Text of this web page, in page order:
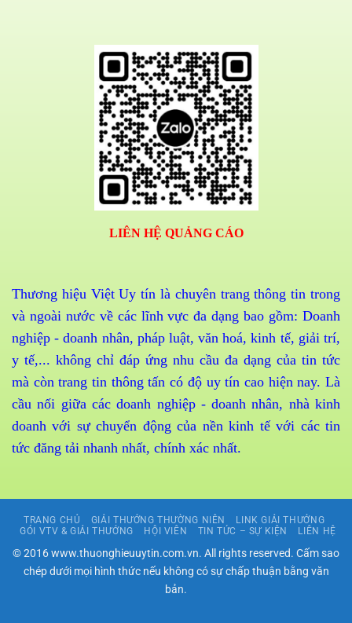
LIÊN HỆ QUẢNG CÁO
Thương hiệu Việt Uy tín là chuyên trang thông tin trong
và ngoài nước về các lĩnh vực đa dạng bao gồm: Doanh
nghiệp - doanh nhân, pháp luật, văn hoá, kinh tế, giải trí,
y tế,... không chỉ đáp ứng nhu cầu đa dạng của tin tức
mà còn trang tin thông tấn có độ uy tín cao hiện nay. Là
cầu nối giữa các doanh nghiệp - doanh nhân, nhà kinh
doanh với sự chuyển động của nền kinh tế với các tin
tức đăng tải nhanh nhất, chính xác nhất.
TRANG CHỦ GIẢI THƯỞNG THƯỜNG NIÊN
LINK GIẢI THƯỞNG
GÓI VTV & GIẢI THƯỞNG
HỘI VIÊN TIN TỨC – SỰ KIỆN LIÊN HỆ
© 2016 www.thuonghieuuytin.com.vn. All rights reserved. Cấm sao
chép dưới mọi hình thức nếu không có sự chấp thuận bằng văn
bản.